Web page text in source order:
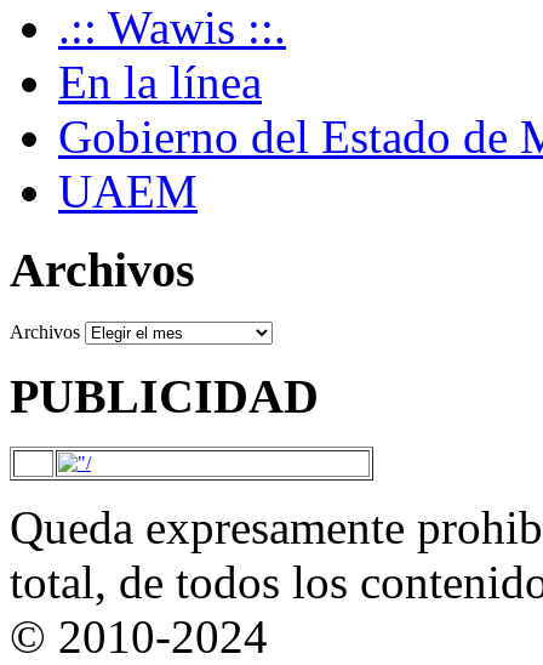
.:: Wawis ::.
En la línea
Gobierno del Estado de
UAEM
Archivos
Archivos
PUBLICIDAD
Queda expresamente
total, de todos los
© 2010-2024